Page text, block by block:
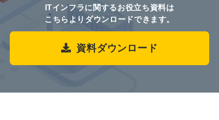
ITインフラに関するお役立ち資料は
こちらよりダウンロードできます。
資料ダウンロード